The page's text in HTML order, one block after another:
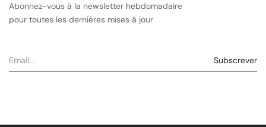
Abonnez-vous à la newsletter hebdomadaire
pour toutes les dernières mises à jour